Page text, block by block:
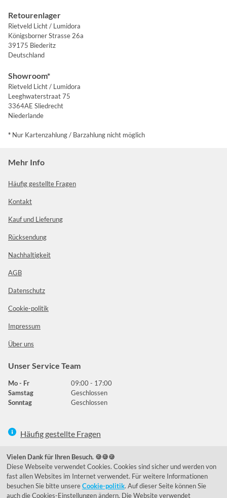
Retourenlager
Rietveld Licht / Lumidora
Königsborner Strasse 26a
39175 Biederitz
Deutschland
Showroom*
Rietveld Licht / Lumidora
Leeghwaterstraat 75
3364AE Sliedrecht
Niederlande
* Nur Kartenzahlung / Barzahlung nicht möglich
Mehr Info
Häufig gestellte Fragen
Kontakt
Kauf und Lieferung
Rücksendung
Nachhaltigkeit
AGB
Datenschutz
Cookie-politik
Impressum
Über uns
Unser Service Team
Mo - Fr
09:00 - 17:00
Samstag
Geschlossen
Sonntag
Geschlossen
Häufig gestellte Fragen
039292 - 678215
de@lumidora.com
Vielen Dank für Ihren Besuch. 🍪🍪🍪
Diese Webseite verwendet Cookies. Cookies sind sicher und werden von
fast allen Websites im Internet verwendet. Für weitere Informationen
besuchen Sie bitte unsereCookie-politik. Auf dieser Seite können Sie
auch die Cookies-Einstellungen ändern. Die Website verwendet